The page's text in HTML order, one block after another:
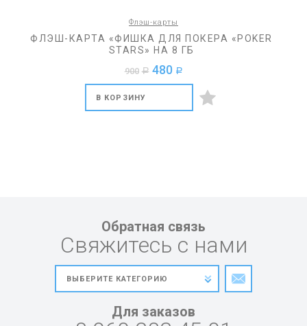
Флэш-карты
ФЛЭШ-КАРТА «ФИШКА ДЛЯ ПОКЕРА «POKER
STARS» НА 8 ГБ
900 a 480 a
В КОРЗИНУ
Обратная связь
Свяжитесь с нами
Для заказов